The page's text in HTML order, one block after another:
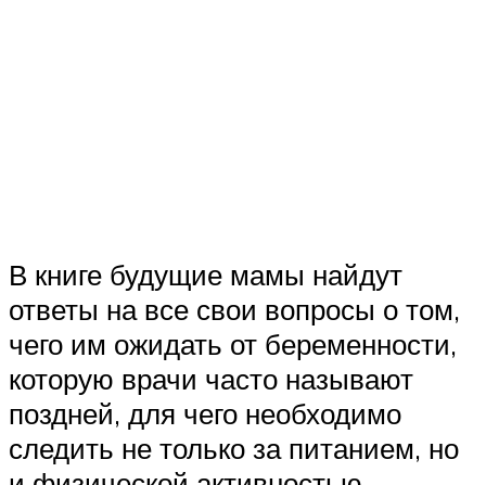
В книге будущие мамы найдут
ответы на все свои вопросы о том,
чего им ожидать от беременности,
которую врачи часто называют
поздней, для чего необходимо
следить не только за питанием, но